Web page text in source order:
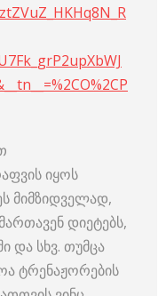
იყოს
მიმზიდველად,
დიეტებს,
და სხვ. თუმცა
ტრენაჟორების